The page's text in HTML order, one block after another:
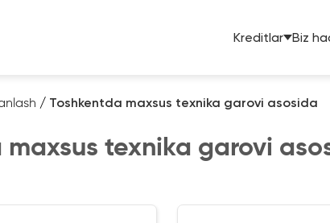
Kreditlar Biz
/ Toshkentda maxsus texnika garovi asosida
maxsus texnika garovi